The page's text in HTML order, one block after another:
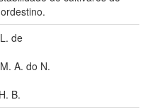
de
A. do N.
B.